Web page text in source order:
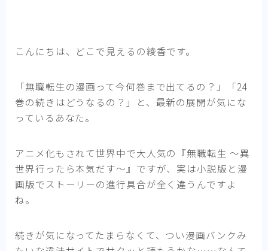
こんにちは、どこで見えるの綾香です。
「無職転生の漫画って今何巻まで出てるの？」「24
巻の続きはどうなるの？」と、最新の展開が気にな
っているあなた。
アニメ化もされて世界中で大人気の『無職転生 ～異
世界行ったら本気だす～』ですが、実は小説版と漫
画版でストーリーの進行具合が全く違うんですよ
ね。
続きが気になってたまらなくて、つい漫画バンクみ